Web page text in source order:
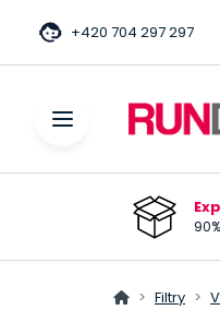
+420 704 297 297
Filtry